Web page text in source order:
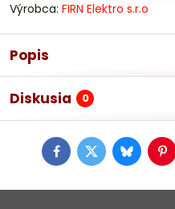
Výrobca: FIRN Elektro s.r.o
Popis
Diskusia 0
FacebookTwitterBluesky